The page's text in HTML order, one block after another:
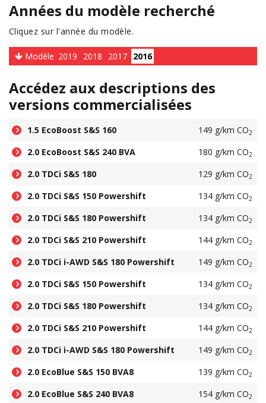
Années du modèle recherché
Cliquez sur l'année du modèle.
Modèle 2019 2018 2017 2016
Accédez aux descriptions des
versions commercialisées
1.5 EcoBoost S&S 160 149 g/km CO2
2.0 EcoBoost S&S 240 BVA 180 g/km CO2
2.0 TDCi S&S 180 129 g/km CO2
2.0 TDCi S&S 150 Powershift 134 g/km CO2
2.0 TDCi S&S 180 Powershift 134 g/km CO2
2.0 TDCi S&S 210 Powershift 144 g/km CO2
2.0 TDCi i-AWD S&S 180 Powershift 149 g/km CO2
2.0 TDCi S&S 150 Powershift 134 g/km CO2
2.0 TDCi S&S 180 Powershift 134 g/km CO2
2.0 TDCi S&S 210 Powershift 144 g/km CO2
2.0 TDCi i-AWD S&S 180 Powershift 149 g/km CO2
2.0 EcoBlue S&S 150 BVA8 139 g/km CO2
2.0 EcoBlue S&S 240 BVA8 154 g/km CO2